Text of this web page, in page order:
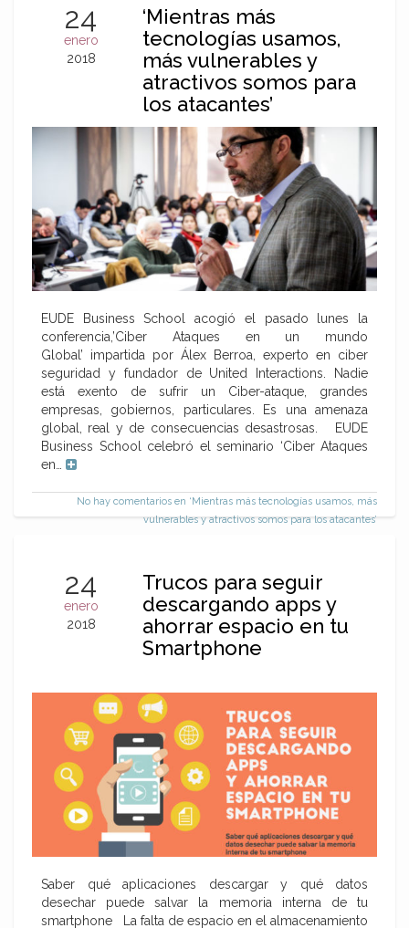
24
enero
2018
‘Mientras más
tecnologías usamos,
más vulnerables y
atractivos somos para
los atacantes’
EUDE Business School acogió el pasado lunes la
conferencia,’Ciber Ataques en un mundo
Global’ impartida por Álex Berroa, experto en ciber
seguridad y fundador de United Interactions. Nadie
está exento de sufrir un Ciber-ataque, grandes
empresas, gobiernos, particulares. Es una amenaza
global, real y de consecuencias desastrosas. EUDE
Business School celebró el seminario ‘Ciber Ataques
en…
No hay comentarios en ‘Mientras más tecnologías usamos, más
vulnerables y atractivos somos para los atacantes’
24
enero
2018
Trucos para seguir
descargando apps y
ahorrar espacio en tu
Smartphone
Saber qué aplicaciones descargar y qué datos
desechar puede salvar la memoria interna de tu
smartphone La falta de espacio en el almacenamiento